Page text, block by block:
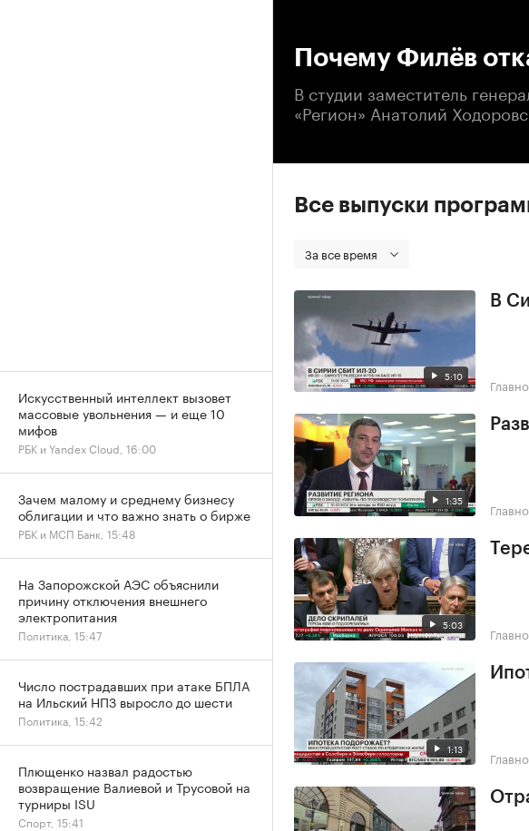
Почему Филёв
В студии заместитель
«Регион» Анатолий
Все выпуски
За все время
5:10
В
1:35
5:03
1:13
Искусственный интеллект вызовет
массовые увольнения — и еще 10
мифов
РБК и Yandex Cloud, 16:00
Зачем малому и среднему бизнесу
облигации и что важно знать о бирже
РБК и МСП Банк, 15:48
На Запорожской АЭС объяснили
причину отключения внешнего
электропитания
Политика, 15:47
Число пострадавших при атаке БПЛА
на Ильский НПЗ выросло до шести
Политика, 15:42
Плющенко назвал радостью
возвращение Валиевой и Трусовой на
турниры ISU
Спорт, 15:41